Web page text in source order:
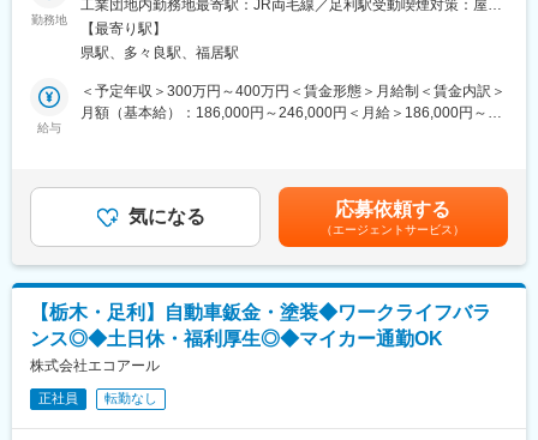
変更の範囲：会社の定める業務
す。
■当社について：
う会社です。車の買取り・解体・再生・再利用化・販売までワン
ストップで対応しているため、顧客から評価を頂いております。
変更の範囲：会社の定める業務
国内最大級の自動車解体企業の当社では、事業強化･高まるニーズ
に応えるために新規スタッフを募集しています
【変更の範囲：無】
■具体的には：
す。
国内･海外に幅広く販売しているため、ミスが起きないよう部品の
管理や積込作業はチームで行っています。
■入社後の流れ：
まずは先輩社員の指示のもと作業を行い、徐々に業務に慣れてい
きます。
■働く魅力：
【安定基盤あり、業績も好調】
国内最大級の自動車解体企業として年間2万6,000台の解体を行っ
勤務地
工業団地内勤務地最寄駅：JR両毛線／足利駅受動喫煙対策：屋内
喫煙可能場所あり変更の範囲：無
【最寄り駅】
県駅、多々良駅、福居駅
給与
＜予定年収＞300万円～400万円＜賃金形態＞月給制＜賃金内訳＞
月額（基本給）：186,000円～246,000円＜月給＞186,000円～
／20代／未経験者）・月収25万円（入社1年目／30代／経験者）
賃金はあくまでも目安の金額であり、選考を通じて上下する可能
性があります。月給(月額)は固定手当を含めた表記です。
気になる 応募依頼する
（エージェントサービス）
【栃木・足利】自動車鈑金・塗装◆ワークライフバラ
ンス◎◆土日休・福利厚生◎◆マイカー通勤OK
株式会社エコアール
正社員 転勤なし